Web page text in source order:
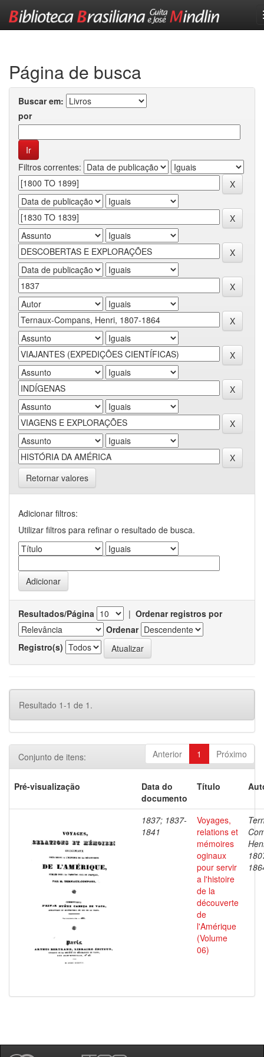
Página de busca
Buscar em:
por
Filtros correntes:
Retornar valores
Adicionar filtros:
Utilizar filtros para refinar o resultado de busca.
Resultados/Página | Ordenar registros por
Ordenar
Registro(s)
Resultado 1-1 de 1.
Anterior 1 Próximo
Conjunto de itens:
Pré-visualização
Data do
documento
Título
1837; 1837-
1841
Voyages,
relations et
mémoires
oginaux
pour servir
a l'histoire
de la
découverte
de
l'Amérique
(Volume
06)